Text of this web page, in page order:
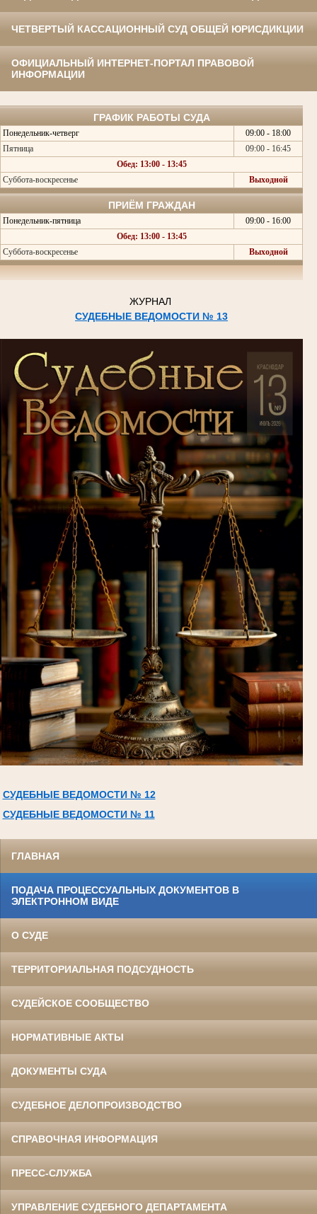
ЧЕТВЕРТЫЙ КАССАЦИОННЫЙ СУД ОБЩЕЙ ЮРИСДИКЦИИ
ОФИЦИАЛЬНЫЙ ИНТЕРНЕТ-ПОРТАЛ ПРАВОВОЙ
ИНФОРМАЦИИ
ГРАФИК РАБОТЫ СУДА
Понедельник-четверг
09:00 - 18:00
Пятница
09:00 - 16:45
Обед: 13:00 - 13:45
Суббота-воскресенье
Выходной
ПРИЁМ ГРАЖДАН
Понедельник-пятница
09:00 - 16:00
Обед: 13:00 - 13:45
Суббота-воскресенье
Выходной
ЖУРНАЛ
СУДЕБНЫЕ ВЕДОМОСТИ № 13
СУДЕБНЫЕ ВЕДОМОСТИ № 12
СУДЕБНЫЕ ВЕДОМОСТИ № 11
ГЛАВНАЯ
ПОДАЧА ПРОЦЕССУАЛЬНЫХ ДОКУМЕНТОВ В
ЭЛЕКТРОННОМ ВИДЕ
О СУДЕ
ТЕРРИТОРИАЛЬНАЯ ПОДСУДНОСТЬ
СУДЕЙСКОЕ СООБЩЕСТВО
НОРМАТИВНЫЕ АКТЫ
ДОКУМЕНТЫ СУДА
СУДЕБНОЕ ДЕЛОПРОИЗВОДСТВО
СПРАВОЧНАЯ ИНФОРМАЦИЯ
ПРЕСС-СЛУЖБА
УПРАВЛЕНИЕ СУДЕБНОГО ДЕПАРТАМЕНТА